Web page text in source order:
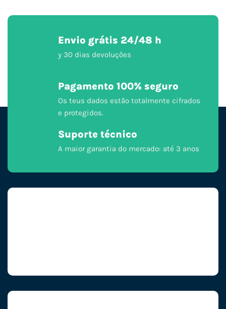
Envio grátis 24/48 h
y 30 dias devoluções
Pagamento 100% seguro
Os teus dados estão totalmente cifrados
e protegidos.
Suporte técnico
A maior garantia do mercado: até 3 anos